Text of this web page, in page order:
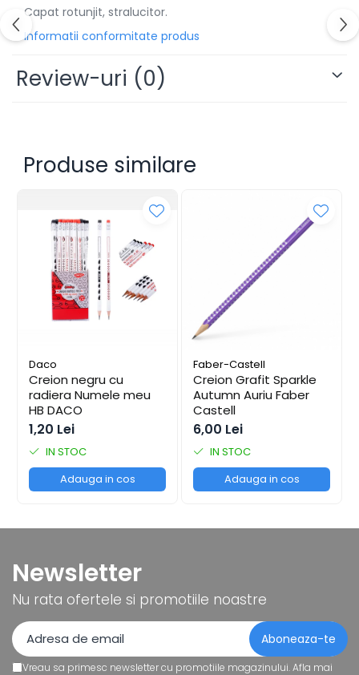
Perforatoare
Hârtie / Produse din hârtie
Bloc Notes
Hârtie
Notes Adeziv
Registre / Repertoare
Role Casă de Marcat
Role Hârtie Plotter
Tipizate
Pixuri
Stilouri
Rollere
Creioane Grafice
Markere / Textmarkere
Rezerve Pixuri / Cerneală
Radiere
Penițe
Organizare și Arhivare
Bibliorafturi
Dosare
Folii Protecție
Capat rotunjit, stralucitor.
Informatii conformitate produs
Review-uri (0)
Produse similare
Daco
Creion negru cu
radiera Numele meu
HB DACO
1,20 Lei
IN STOC
Adauga in cos
Faber-Castell
Creion Grafit Sparkle
Autumn Auriu Faber
Castell
6,00 Lei
IN STOC
Adauga in cos
Newsletter
Nu rata ofertele si promotiile noastre
Vreau sa primesc newsletter cu promotiile magazinului. Afla mai